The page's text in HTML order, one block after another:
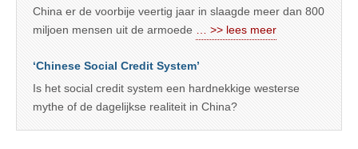
China er de voorbije veertig jaar in slaagde meer dan 800
miljoen mensen uit de armoede
… >> lees meer
‘Chinese Social Credit System’
Is het social credit system een hardnekkige westerse
mythe of de dagelijkse realiteit in China?